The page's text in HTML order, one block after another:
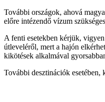
További országok, ahová
előre intézendő vízum
A fenti esetekben kérjük,
útleveléről, mert a hajón
kikötések alkalmával
További desztinációk